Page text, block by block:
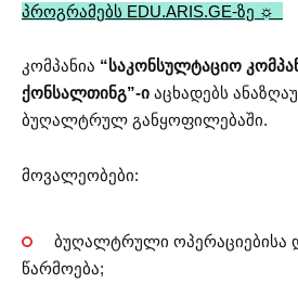
პროგრამებს EDU.ARIS.GE-ზე ☼
კომპანია “საკონსულტაციო
ქონსალთინგ”-ი აცხადებს
ბუღალტრულ განყოფილებაში.
მოვალეობები:
ბუღალტრული ოპერაციებისა
წარმოება;